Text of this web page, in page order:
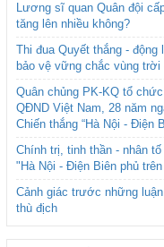
Lương sĩ quan Quân đội
tăng lên nhiều không?
Thi đua Quyết thắng - động
bảo vệ vững chắc vùng trời
Quân chủng PK-KQ tổ
QĐND Việt Nam, 28 năm
Chiến thắng “Hà Nội - Điện
Chính trị, tinh thần - nhân
"Hà Nội - Điện Biên phủ
Cảnh giác trước những
thù địch